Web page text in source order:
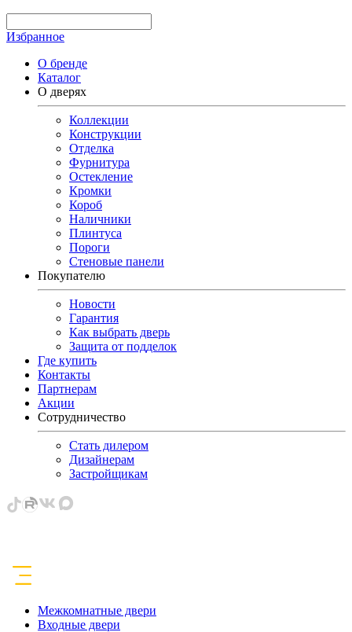
Избранное
О бренде
Каталог
О дверях
Коллекции
Конструкции
Отделка
Фурнитура
Остекление
Кромки
Короб
Наличники
Плинтуса
Пороги
Стеновые панели
Покупателю
Новости
Гарантия
Как выбрать дверь
Защита от подделок
Где купить
Контакты
Партнерам
Акции
Сотрудничество
Стать дилером
Дизайнерам
Застройщикам
Межкомнатные двери
Входные двери